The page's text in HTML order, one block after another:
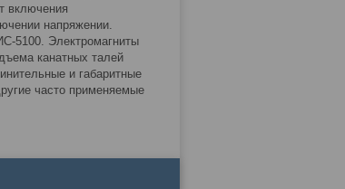
включения
напряжении.
5100. Электромагниты
канатных талей
и габаритные
часто применяемые